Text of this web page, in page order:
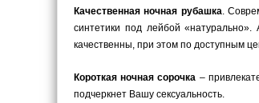
Качественная ночная рубашка.
синтетики под лейбой
качественны, при этом по доступным
Короткая ночная сорочка –
подчеркнет Вашу сексуальность.